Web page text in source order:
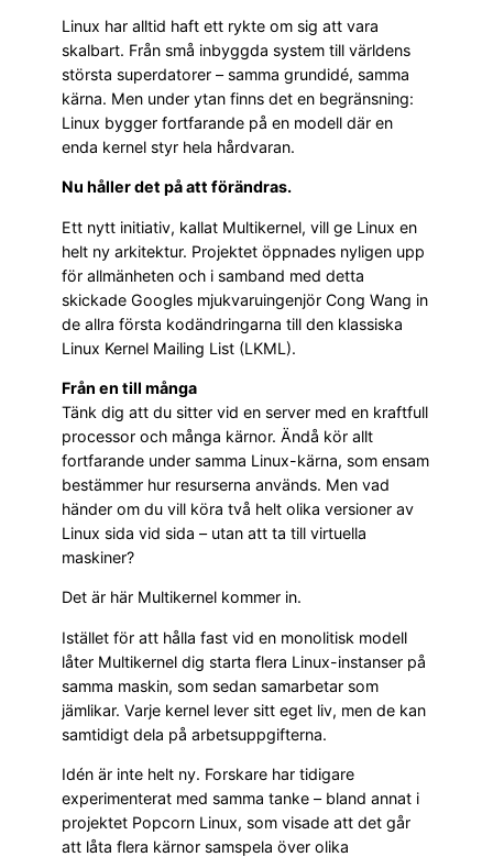
Linux har alltid haft ett rykte om sig att vara
skalbart. Från små inbyggda system till världens
största superdatorer – samma grundidé, samma
kärna. Men under ytan finns det en begränsning:
Linux bygger fortfarande på en modell där en
enda kernel styr hela hårdvaran.
Nu håller det på att förändras.
Ett nytt initiativ, kallat Multikernel, vill ge Linux en
helt ny arkitektur. Projektet öppnades nyligen upp
för allmänheten och i samband med detta
skickade Googles mjukvaruingenjör Cong Wang in
de allra första kodändringarna till den klassiska
Linux Kernel Mailing List (LKML).
Från en till många
Tänk dig att du sitter vid en server med en kraftfull
processor och många kärnor. Ändå kör allt
fortfarande under samma Linux-kärna, som ensam
bestämmer hur resurserna används. Men vad
händer om du vill köra två helt olika versioner av
Linux sida vid sida – utan att ta till virtuella
maskiner?
Det är här Multikernel kommer in.
Istället för att hålla fast vid en monolitisk modell
låter Multikernel dig starta flera Linux-instanser på
samma maskin, som sedan samarbetar som
jämlikar. Varje kernel lever sitt eget liv, men de kan
samtidigt dela på arbetsuppgifterna.
Idén är inte helt ny. Forskare har tidigare
experimenterat med samma tanke – bland annat i
projektet Popcorn Linux, som visade att det går
att låta flera kärnor samspela över olika